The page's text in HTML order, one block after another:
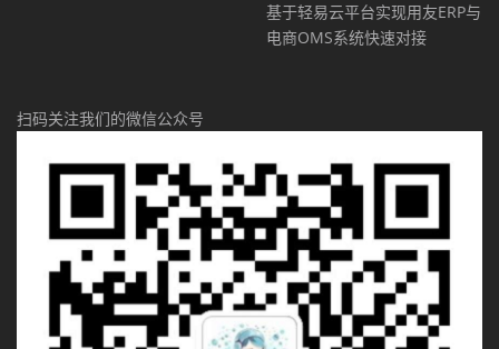
基于轻易云平台实现用友ERP与
电商OMS系统快速对接
扫码关注我们的微信公众号